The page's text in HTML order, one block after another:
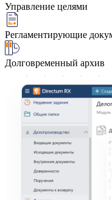
Управление целями
Регламентирующие
Долговременный архив